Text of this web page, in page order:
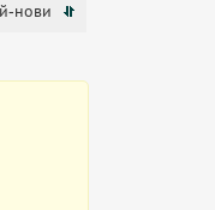
нови